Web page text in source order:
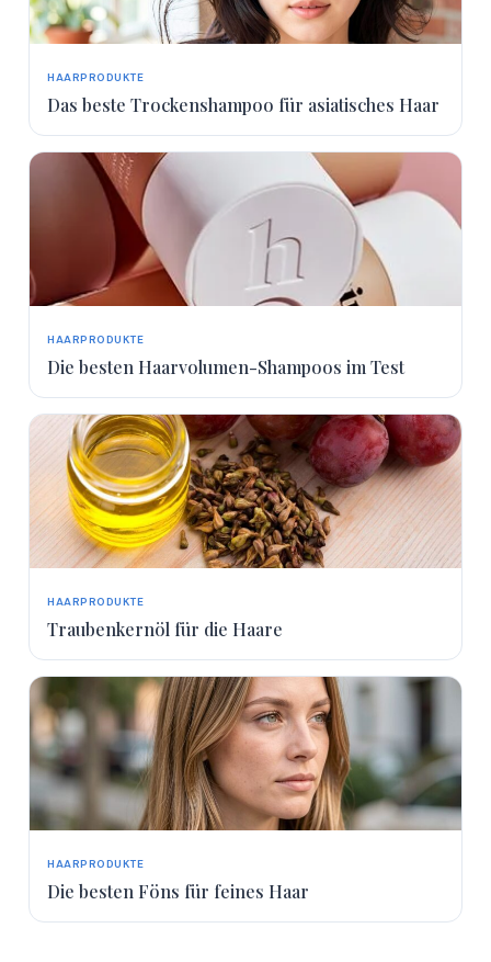
HAARPRODUKTE
Das beste Trockenshampoo für asiatisches Haar
HAARPRODUKTE
Die besten Haarvolumen-Shampoos im Test
HAARPRODUKTE
Traubenkernöl für die Haare
HAARPRODUKTE
Die besten Föns für feines Haar